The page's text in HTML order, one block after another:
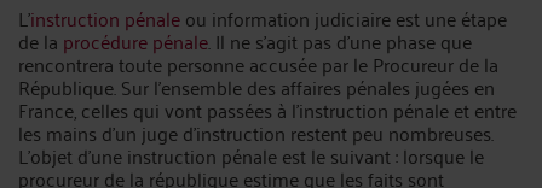
L’instruction pénaleou information judiciaire est une étape
de la procédure pénale. Il ne s’agit pas d’une phase que
rencontrera toute personne accusée par le Procureur de la
République. Sur l’ensemble des affaires pénales jugées en
France, celles qui vont passées à l’instruction pénale et entre
les mains d’un juge d’instruction restent peu nombreuses.
L’objet d’une instruction pénale est le suivant : lorsque le
procureur de la république estime que les faits sont